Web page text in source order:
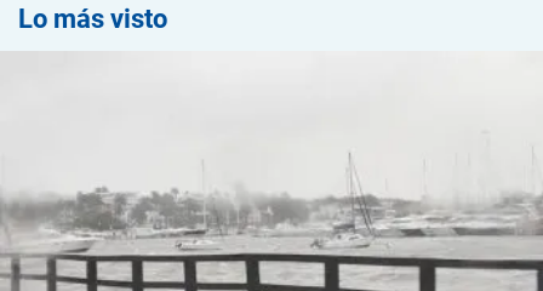
Lo más visto